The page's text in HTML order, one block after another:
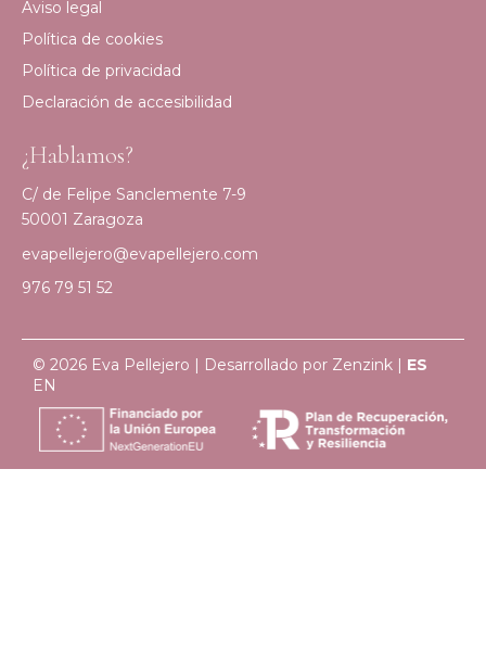
Aviso legal
Política de cookies
Política de privacidad
Declaración de accesibilidad
¿Hablamos?
C/ de Felipe Sanclemente 7-9
50001 Zaragoza
evapellejero@evapellejero.com
976 79 51 52
© 2026 Eva Pellejero | Desarrollado por Zenzink | ES
EN